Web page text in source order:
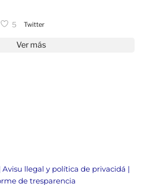
5 Twitter
Ver más
Avisu llegal y política de privacidá
de tresparencia